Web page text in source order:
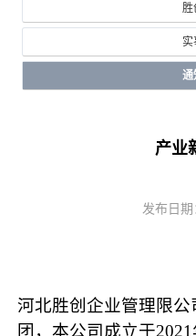
胜
实
通
产业
发布日期
河北胜创企业管理限
团，本公司成立于